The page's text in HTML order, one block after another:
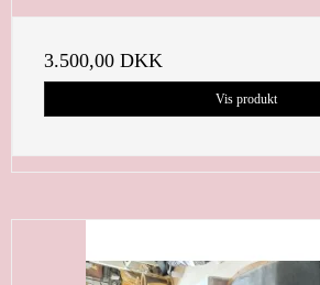
3.500,00 DKK
Vis produkt